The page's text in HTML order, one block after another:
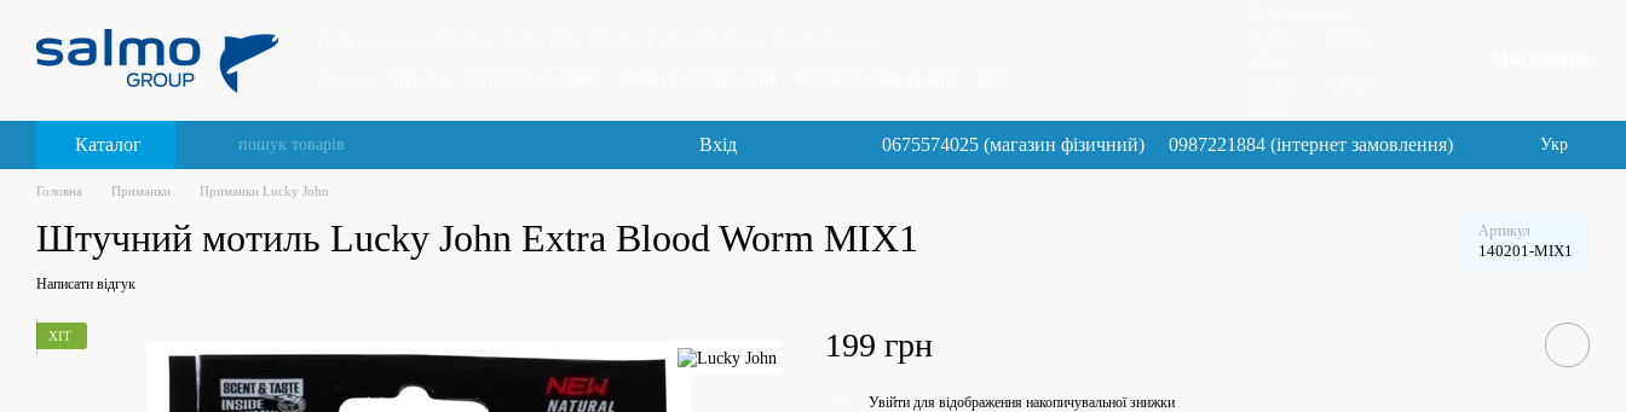
Каталог Вхід 0675574025 (магазин фізичний) 0987221884 (інтернет замовлення) Укр
Головна Приманки Приманки Lucky John
Штучний мотиль Lucky John Extra Blood Worm MIX1 Артикул
140201-MIX1
Написати відгук
ХІТ 199 грн
Увійти для відображення накопичувальної знижки